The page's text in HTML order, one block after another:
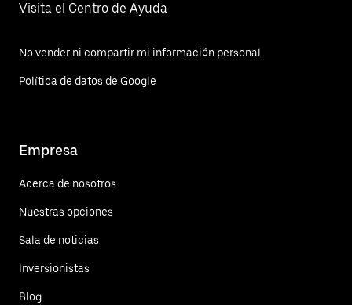
Visita el Centro de Ayuda
No vender ni compartir mi información personal
Política de datos de Google
Empresa
Acerca de nosotros
Nuestras opciones
Sala de noticias
Inversionistas
Blog